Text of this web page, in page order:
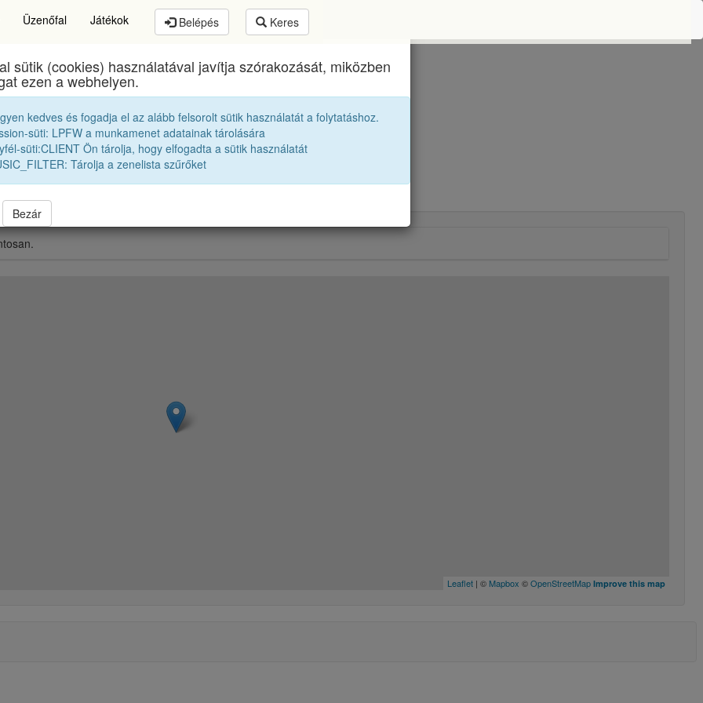
Üzenőfal Játékok Belépés Keres
Brassai Sámuel Líceumegykori diákjai 1989 12B
Édler Tamás Zoltán
Leaflet | © Mapbox ©OpenStreetMap Improve this map
sütik (cookies) használatával javítja szórakozását, miközben
ezen a webhelyen.
kedves és fogadja el az alább felsorolt sütik használatát a folytatáshoz.
süti: LPFW a munkamenet adatainak tárolására
süti:CLIENT Ön tárolja, hogy elfogadta a sütik használatát
Tárolja a zenelista szűrőket
Bezár